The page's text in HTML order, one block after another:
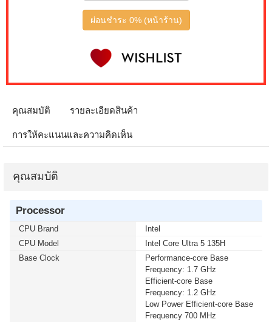
ผ่อนชำระ 0% (หน้าร้าน)
คุณสมบัติ รายละเอียดสินค้า
การให้คะแนนและความคิดเห็น
คุณสมบัติ
Processor
CPU Brand
Intel
CPU Model
Intel Core Ultra 5 135H
Base Clock
Performance-core Base
Frequency: 1.7 GHz
Efficient-core Base
Frequency: 1.2 GHz
Low Power Efficient-core Base
Frequency 700 MHz